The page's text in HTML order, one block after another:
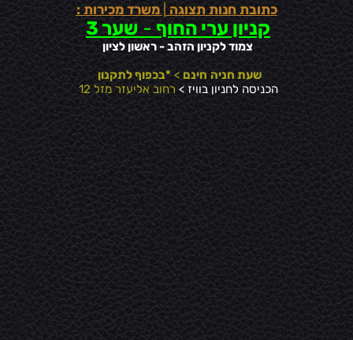
כתובת חנות תצוגה|משרד מכירות :
קניון ערי החוף - שער 3
צמוד לקניון הזהב - ראשון לציון
שעת חניה חינם> *בכפוף לתקנון
הכניסה לחניון בוויז > רחוב אליעזר מזל 12